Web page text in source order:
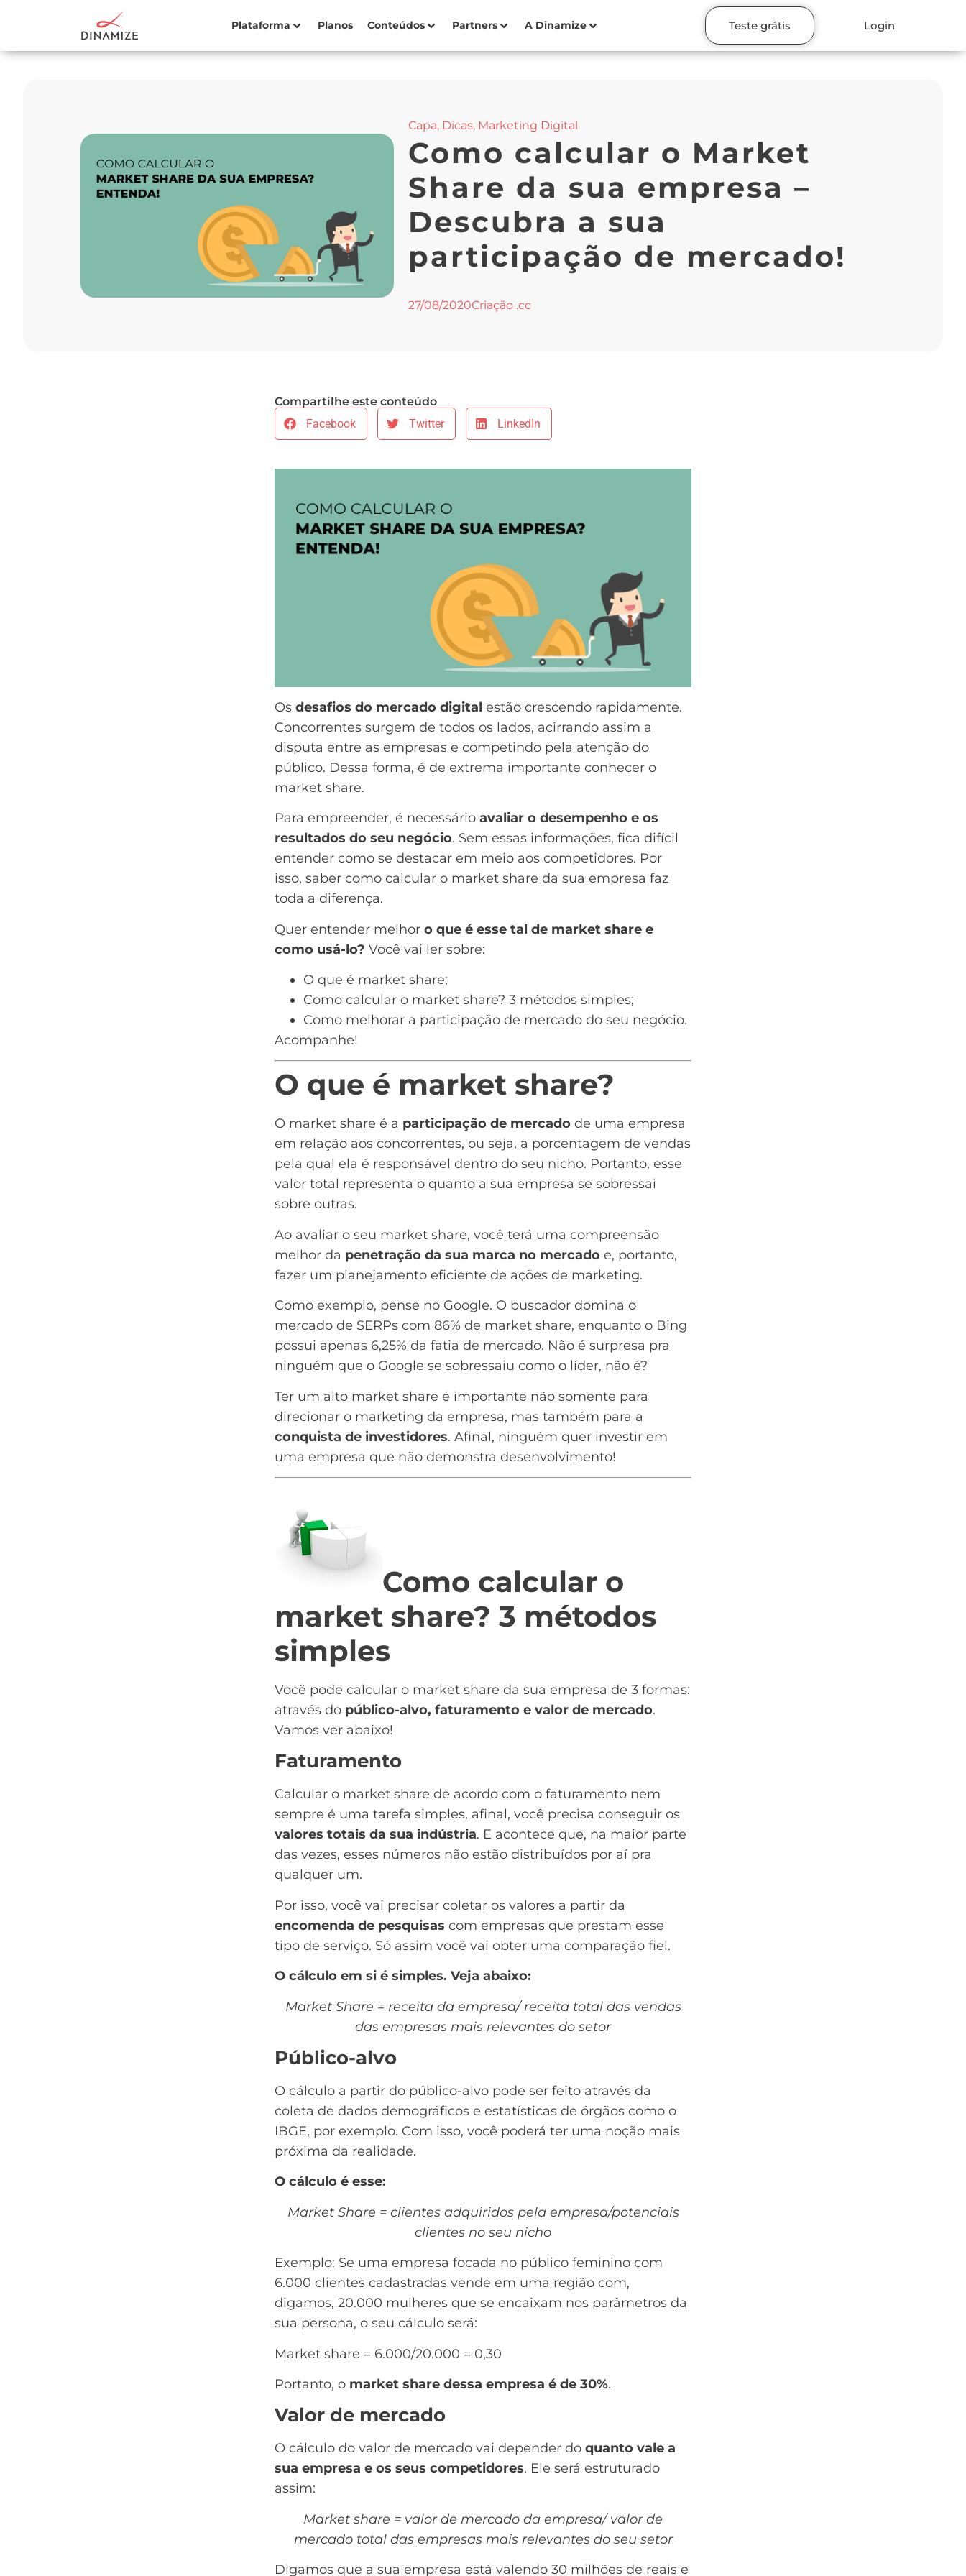
Plataforma Planos Conteúdos Partners A Dinamize Teste grátis Login
Capa, Dicas, Marketing Digital
Como calcular o Market
Share da sua empresa –
Descubra a sua
participação de mercado!
27/08/2020Criação .cc
Compartilhe este conteúdo
Facebook
Twitter LinkedIn
Os desafios do mercado digital estão crescendo rapidamente.
Concorrentes surgem de todos os lados, acirrando assim a
disputa entre as empresas e competindo pela atenção do
público. Dessa forma, é de extrema importante conhecer o
market share.
Para empreender, é necessário avaliar o desempenho e os
resultados do seu negócio. Sem essas informações, fica difícil
entender como se destacar em meio aos competidores. Por
isso, saber como calcular o market share da sua empresa faz
toda a diferença.
Quer entender melhor o que é esse tal de market share e
como usá-lo? Você vai ler sobre:
O que é market share;
Como calcular o market share? 3 métodos simples;
Como melhorar a participação de mercado do seu negócio.
Acompanhe!
O que é market share?
O market share é a participação de mercado de uma empresa
em relação aos concorrentes, ou seja, a porcentagem de vendas
pela qual ela é responsável dentro do seu nicho. Portanto, esse
valor total representa o quanto a sua empresa se sobressai
sobre outras.
Ao avaliar o seu market share, você terá uma compreensão
melhor da penetração da sua marca no mercado e, portanto,
fazer um planejamento eficiente de ações de marketing.
Como exemplo, pense no Google. O buscador domina o
mercado de SERPs com 86% de market share, enquanto o Bing
possui apenas 6,25% da fatia de mercado. Não é surpresa pra
ninguém que o Google se sobressaiu como o líder, não é?
Ter um alto market share é importante não somente para
direcionar o marketing da empresa, mas também para a
conquista de investidores. Afinal, ninguém quer investir em
uma empresa que não demonstra desenvolvimento!
Como calcular o
market share? 3 métodos
simples
Você pode calcular o market share da sua empresa de 3 formas:
através do público-alvo, faturamento e valor de mercado.
Vamos ver abaixo!
Faturamento
Calcular o market share de acordo com o faturamento nem
sempre é uma tarefa simples, afinal, você precisa conseguir os
valores totais da sua indústria. E acontece que, na maior parte
das vezes, esses números não estão distribuídos por aí pra
qualquer um.
Por isso, você vai precisar coletar os valores a partir da
encomenda de pesquisas com empresas que prestam esse
tipo de serviço. Só assim você vai obter uma comparação fiel.
O cálculo em si é simples. Veja abaixo:
Market Share = receita da empresa/ receita total das vendas
das empresas mais relevantes do setor
Público-alvo
O cálculo a partir do público-alvo pode ser feito através da
coleta de dados demográficos e estatísticas de órgãos como o
IBGE, por exemplo. Com isso, você poderá ter uma noção mais
próxima da realidade.
O cálculo é esse:
Market Share = clientes adquiridos pela empresa/potenciais
clientes no seu nicho
Exemplo: Se uma empresa focada no público feminino com
6.000 clientes cadastradas vende em uma região com,
digamos, 20.000 mulheres que se encaixam nos parâmetros da
sua persona, o seu cálculo será:
Market share = 6.000/20.000 = 0,30
Portanto, o market share dessa empresa é de 30%.
Valor de mercado
O cálculo do valor de mercado vai depender do quanto vale a
sua empresa e os seus competidores. Ele será estruturado
assim:
Market share = valor de mercado da empresa/ valor de
mercado total das empresas mais relevantes do seu setor
Digamos que a sua empresa está valendo 30 milhões de reais e